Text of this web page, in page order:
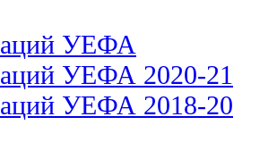
УЕФА
УЕФА 2020-21
УЕФА 2018-20